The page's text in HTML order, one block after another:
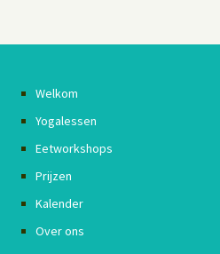
Welkom
Yogalessen
Eetworkshops
Prijzen
Kalender
Over ons